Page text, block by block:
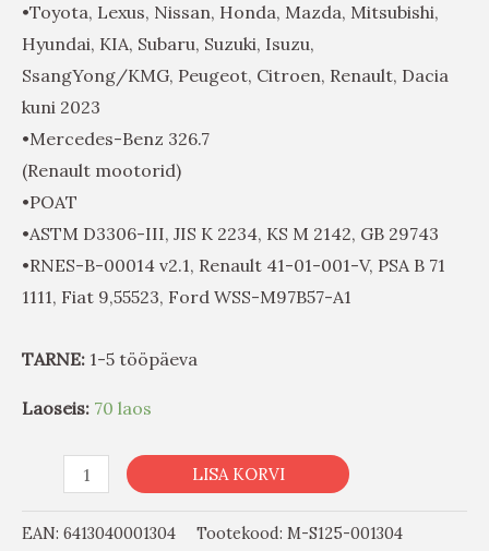
•Toyota, Lexus, Nissan, Honda, Mazda, Mitsubishi,
Hyundai, KIA, Subaru, Suzuki, Isuzu,
SsangYong/KMG, Peugeot, Citroen, Renault, Dacia
kuni 2023
•Mercedes-Benz 326.7
(Renault mootorid)
•POAT
•ASTM D3306-III, JIS K 2234, KS M 2142, GB 29743
•RNES-B-00014 v2.1, Renault 41-01-001-V, PSA B 71
1111, Fiat 9,55523, Ford WSS-M97B57-A1
TARNE: 1-5 tööpäeva
Laoseis: 70 laos
LISA KORVI
EAN: 6413040001304 Tootekood: M-S125-001304